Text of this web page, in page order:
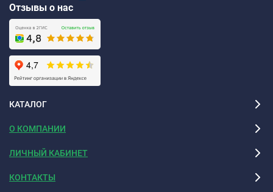
Отзывы о нас
КАТАЛОГ
О КОМПАНИИ
ЛИЧНЫЙ КАБИНЕТ
КОНТАКТЫ